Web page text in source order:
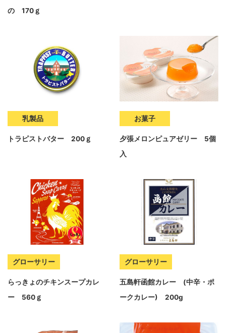
の 170ｇ
乳製品
トラピストバター 200ｇ
お菓子
夕張メロンピュアゼリー 5個
入
グローサリー
らっきょのチキンスープカレ
ー 560ｇ
グローサリー
五島軒函館カレー (中辛・ポ
ークカレー) 200g